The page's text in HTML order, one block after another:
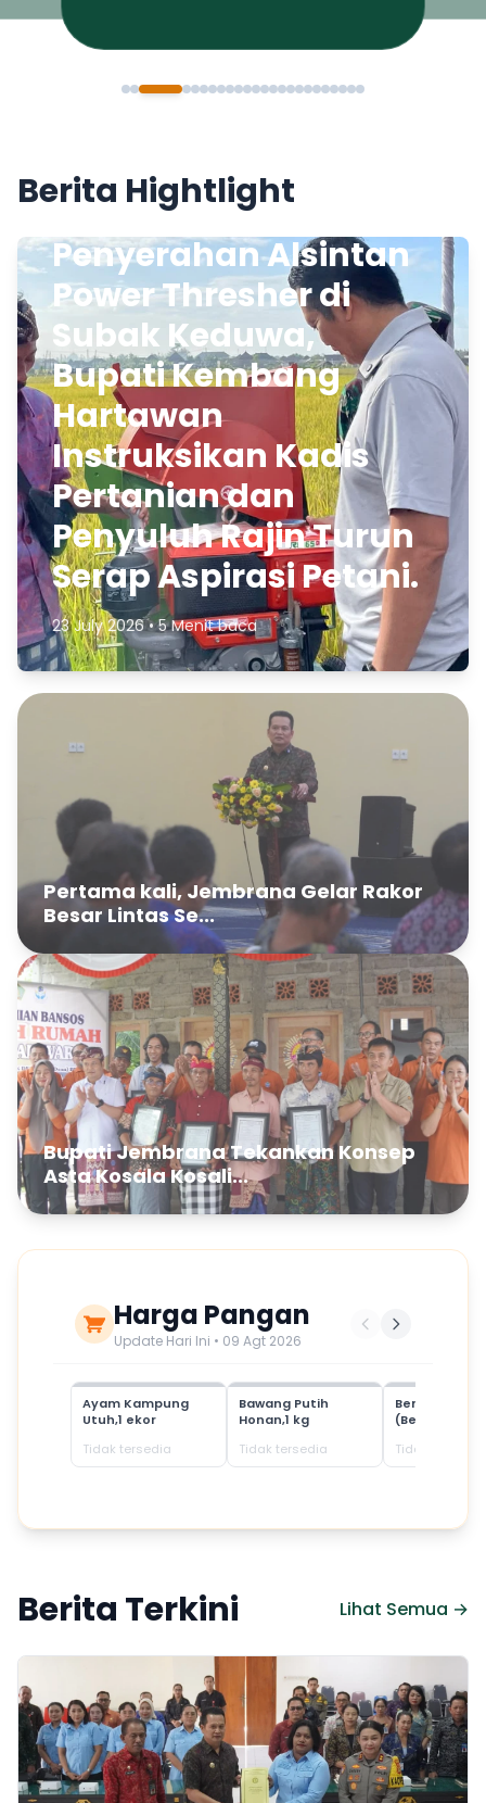
Berita Hightlight
Penyerahan Alsintan
Power Thresher di
Subak Keduwa,
Bupati Kembang
Hartawan
Instruksikan Kadis
Pertanian dan
Penyuluh Rajin Turun
Serap Aspirasi Petani.
23 July 2026 • 5 Menit baca
Pertama kali, Jembrana Gelar Rakor
Besar Lintas Se...
Bupati Jembrana Tekankan Konsep
Asta Kosala Kosali...
Harga Pangan
Update Hari Ini • 09 Agt 2026
Ayam Kampung
Utuh,1 ekor
Tidak tersedia
Bawang Putih
Honan,1 kg
Tidak tersedia
Beras
(Beras SPHP)
Tidak tersedia
Berita Terkini Lihat Semua →